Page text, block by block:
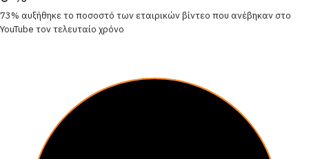
73% αυξήθηκε το ποσοστό των εταιρικών βίντεο που ανέβηκαν στο
YouTube τον τελευταίο χρόνο